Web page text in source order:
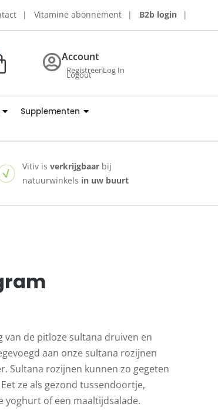
Vitamine abonnement B2b login
Account
RegistreerLog In
Logout
Supplementen
Vitiv isverkrijgbaar bij
natuurwinkels in uw buurt
van de pitloze sultana druiven en
aan onze sultana rozijnen
Sultana rozijnen kunnen zo gegeten
ze als gezond tussendoortje,
yoghurt of een maaltijdsalade.